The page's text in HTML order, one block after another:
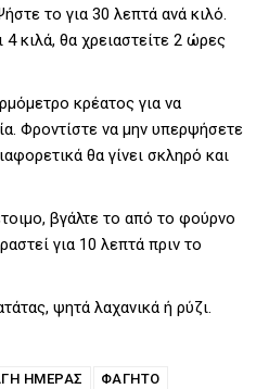
το για 30 λεπτά ανά κιλό.
4 κιλά, θα χρειαστείτε 2 ώρες
κρέατος για να
Φροντίστε να μην υπερψήσετε
θα γίνει σκληρό και
βγάλτε το από το φούρνο
για 10 λεπτά πριν το
ψητά λαχανικά ή ρύζι.
ΗΜΕΡΑΣ ΦΑΓΗΤΌ